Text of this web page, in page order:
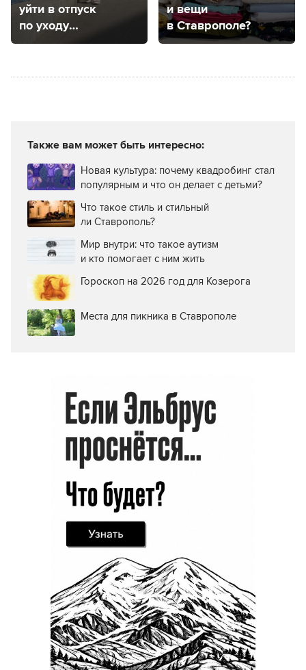
уйти в отпуск
по уходу
за ребенком
и вещи
в Ставрополе?
Также вам может быть интересно:
Новая культура: почему квадробинг стал
популярным и что он делает с детьми?
Что такое стиль и стильный
ли Ставрополь?
Мир внутри: что такое аутизм
и кто помогает с ним жить
Гороскоп на 2026 год для Козерога
Места для пикника в Ставрополе